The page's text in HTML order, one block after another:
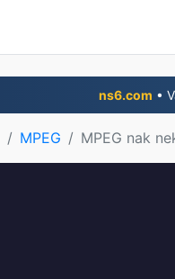
ns6.com •
MPEG MPEG nak